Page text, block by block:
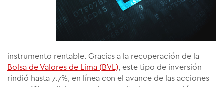
instrumento rentable. Gracias a la recuperación de la
Bolsa de Valores de Lima (BVL) , este tipo de inversión
rindió hasta 7.7%, en línea con el avance de las acciones